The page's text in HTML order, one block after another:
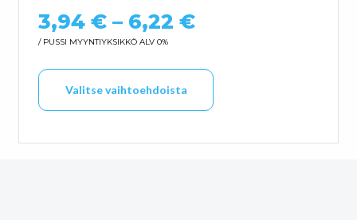
3,94 € – 6,22 €Hintaluokka:
/ PUSSI MYYNTIYKSIKKÖ ALV 0%
Valitse vaihtoehdoista
Tällä tuotteella on